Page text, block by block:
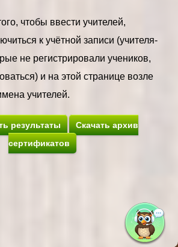
чтобы ввести учителей,
к учётной записи (учителя-
не регистрировали учеников,
и на этой странице возле
учителей.
результаты
Скачать архив
сертификатов